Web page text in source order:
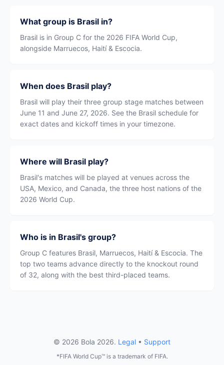
What group is Brasil in?
Brasil is in Group C for the 2026 FIFA World Cup,
alongside Marruecos, Haití & Escocia.
When does Brasil play?
Brasil will play their three group stage matches between
June 11 and June 27, 2026. See the Brasil schedule for
exact dates and kickoff times in your timezone.
Where will Brasil play?
Brasil's matches will be played at venues across the
USA, Mexico, and Canada, the three host nations of the
2026 World Cup.
Who is in Brasil's group?
Group C features Brasil, Marruecos, Haití & Escocia. The
top two teams advance directly to the knockout round
of 32, along with the best third-placed teams.
© 2026 Bola 2026. Legal • Support
*FIFA World Cup™ is a trademark of FIFA.